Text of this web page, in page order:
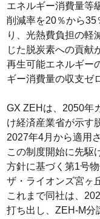
エネルギー消費量等
削減率を20％から35
り、光熱費負担の軽
じた脱炭素への貢献
再生可能エネルギー
ギー消費量の収支ゼ
GX ZEHは、2050年
け経済産業省が示す
2027年4月から適用
この制度開始に先駆
方針に基づく第1号
ザ・ライオンズ宮ヶ
これまで同社は、
打ち出し、ZEH-M分